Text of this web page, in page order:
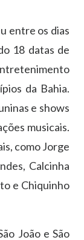
entre os dias
18 datas de
da Bahia.
e shows
musicais.
como Jorge
Calcinha
e Chiquinho
João e São